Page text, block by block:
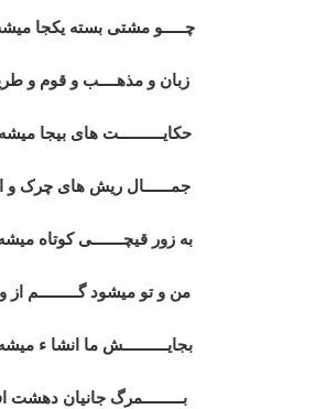
چـــــو مشتی بسته یکجا
زبان و مذهــــب و قوم و
حکایــــــــــت های بیجا
جمــــــال ریش های چرک و
به زور قیچـــــــی کوتاه
من و تو میشود گـــــــــم از
بجایــــــــــش ما انشا ء
بـــــــــمرگ جانیان دهشت